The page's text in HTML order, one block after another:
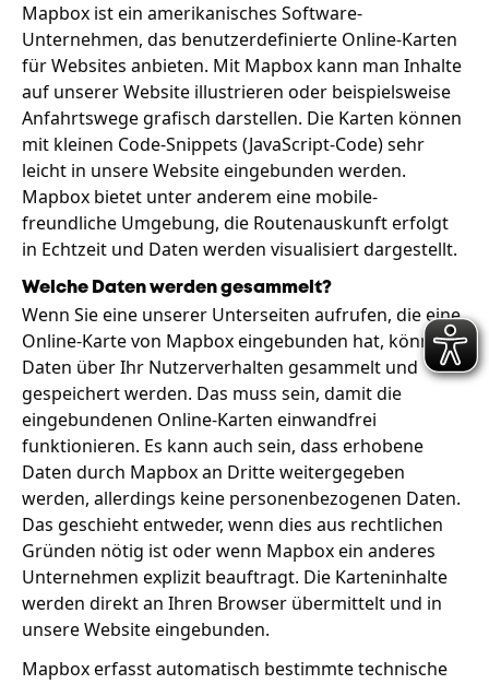
Mapbox ist ein amerikanisches Software-
Unternehmen, das benutzerdefinierte Online-Karten
für Websites anbieten. Mit Mapbox kann man Inhalte
auf unserer Website illustrieren oder beispielsweise
Anfahrtswege grafisch darstellen. Die Karten können
mit kleinen Code-Snippets (JavaScript-Code) sehr
leicht in unsere Website eingebunden werden.
Mapbox bietet unter anderem eine mobile-
freundliche Umgebung, die Routenauskunft erfolgt
in Echtzeit und Daten werden visualisiert dargestellt.
Welche Daten werden gesammelt?
Wenn Sie eine unserer Unterseiten aufrufen, die eine
Online-Karte von Mapbox eingebunden hat, können
Daten über Ihr Nutzerverhalten gesammelt und
gespeichert werden. Das muss sein, damit die
eingebundenen Online-Karten einwandfrei
funktionieren. Es kann auch sein, dass erhobene
Daten durch Mapbox an Dritte weitergegeben
werden, allerdings keine personenbezogenen Daten.
Das geschieht entweder, wenn dies aus rechtlichen
Gründen nötig ist oder wenn Mapbox ein anderes
Unternehmen explizit beauftragt. Die Karteninhalte
werden direkt an Ihren Browser übermittelt und in
unsere Website eingebunden.
Mapbox erfasst automatisch bestimmte technische